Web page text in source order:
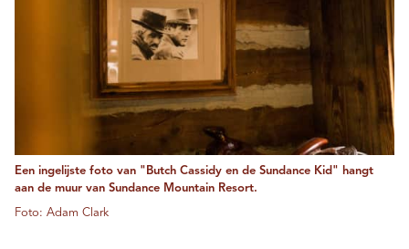
Een ingelijste foto van "Butch Cassidy en de Sundance Kid" hangt
aan de muur van Sundance Mountain Resort.
Foto: Adam Clark